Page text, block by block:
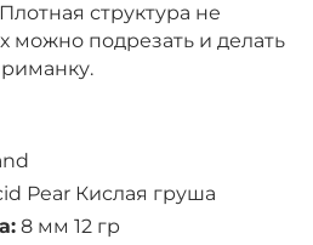
структура не
можно подрезать и делать
Рear Кислая груша
8 мм 12 гр